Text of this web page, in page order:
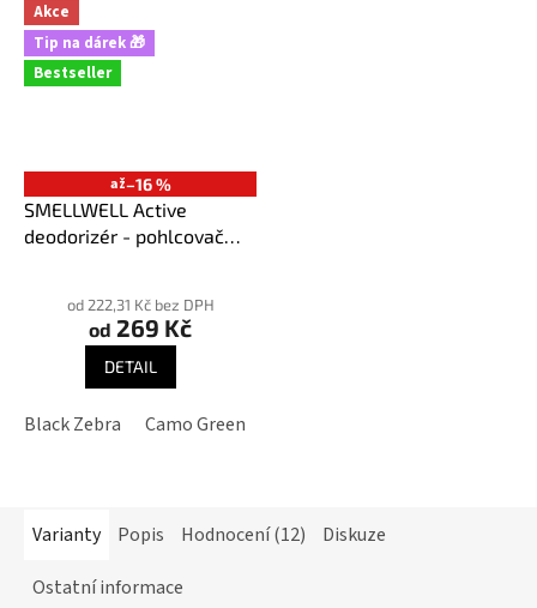
Akce
Tip na dárek 🎁
Bestseller
až–16 %
SMELLWELL Active
deodorizér - pohlcovač
hodnocení
produktu
5
od 222,31 Kč bez DPH
od 269 Kč
DETAIL
Black Zebra Camo Green
Varianty Popis Hodnocení (12)
Diskuze
Ostatní informace